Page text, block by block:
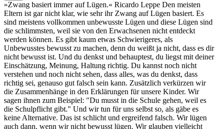
»Zwang basiert immer auf Lügen.« Ricardo Leppe Den meisten
Eltern ist gar nicht klar, wie sehr ihr Zwang auf Lügen basiert. Es
sind meistens vollkommen unbewusste Lügen und diese Lügen sind
die schlimmsten, weil sie von den Erwachsenen nicht entdeckt
werden können. Es gibt kaum etwas Schwierigeres, als
Unbewusstes bewusst zu machen, denn du weißt ja nicht, dass es dir
nicht bewusst ist. Und du denkst und behauptest, du liegst mit deiner
Einschätzung, Meinung, Haltung richtig. Du kannst noch nicht
verstehen und noch nicht sehen, dass alles, was du denkst, dass
richtig sei, genauso gut falsch sein kann. Zusätzlich verkürzen wir
die Zusammenhänge in den Erklärungen für unsere Kinder. Wir
sagen ihnen zum Beispiel: "Du musst in die Schule gehen, weil es
die Schulpflicht gibt." Und wir tun für uns selbst so, als gäbe es
keine Alternative. Das ist schlicht und ergreifend falsch. Wir lügen
auch dann, wenn wir nicht bewusst lügen. Wir glauben vielleicht